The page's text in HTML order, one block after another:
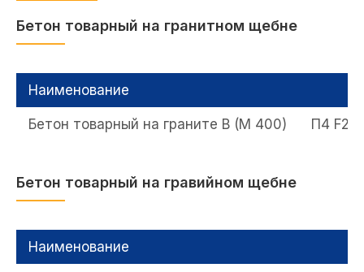
Бетон товарный на гранитном щебне
Наименование
Бетон товарный на граните B (M 400) П4
Бетон товарный на гравийном щебне
Наименование